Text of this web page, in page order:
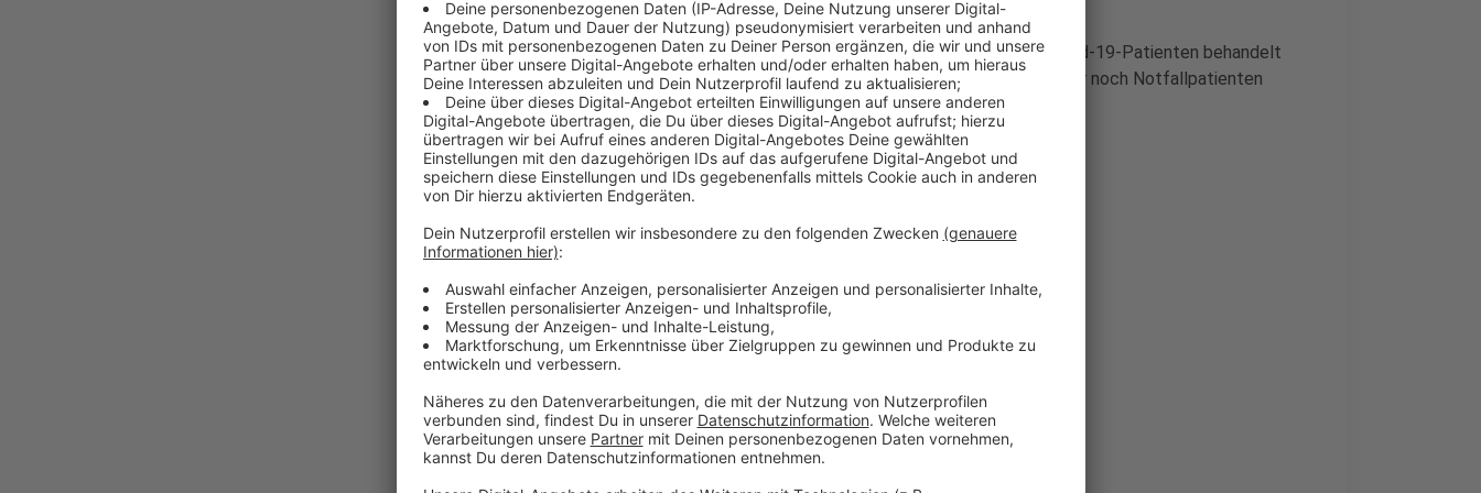
Das schreibt die Klinik auf ihrer Homepage. Weil immer mehr Covid-19-Patienten behandelt
werden müssen, nimmt die Klinik ab heute (5. November 2020) nur noch Notfallpatienten
stationär auf. Die Ambulanzen sind davon nicht betroffen.
Anzeige
Anzeige
Hier informiert das EVK:
Hier informiert die Schön-Klinik!